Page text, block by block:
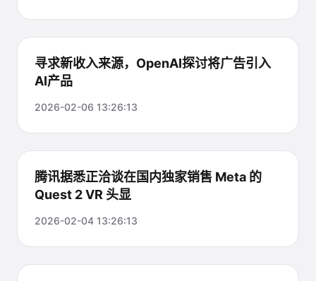
寻求新收入来源，OpenAI探讨将广告引入
AI产品
2026-02-06 13:26:13
腾讯据悉正洽谈在国内独家销售 Meta 的
Quest 2 VR 头显
2026-02-04 13:26:13